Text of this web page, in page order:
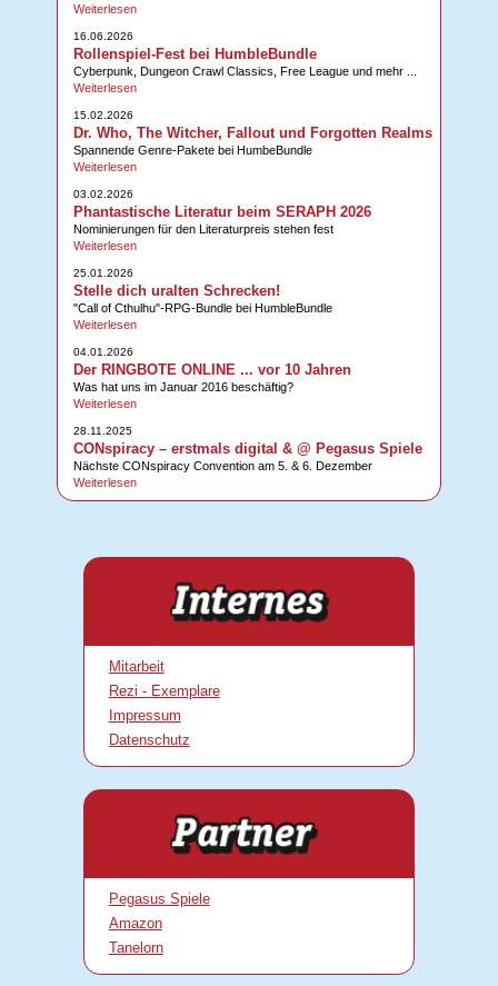
Weiterlesen
16.06.2026
Rollenspiel-Fest bei HumbleBundle
Cyberpunk, Dungeon Crawl Classics, Free League und mehr ...
Weiterlesen
15.02.2026
Dr. Who, The Witcher, Fallout und Forgotten Realms
Spannende Genre-Pakete bei HumbeBundle
Weiterlesen
03.02.2026
Phantastische Literatur beim SERAPH 2026
Nominierungen für den Literaturpreis stehen fest
Weiterlesen
25.01.2026
Stelle dich uralten Schrecken!
"Call of Cthulhu"-RPG-Bundle bei HumbleBundle
Weiterlesen
04.01.2026
Der RINGBOTE ONLINE ... vor 10 Jahren
Was hat uns im Januar 2016 beschäftig?
Weiterlesen
28.11.2025
CONspiracy – erstmals digital & @ Pegasus Spiele
Nächste CONspiracy Convention am 5. & 6. Dezember
Weiterlesen
Mitarbeit
Rezi - Exemplare
Impressum
Datenschutz
Pegasus Spiele
Amazon
Tanelorn